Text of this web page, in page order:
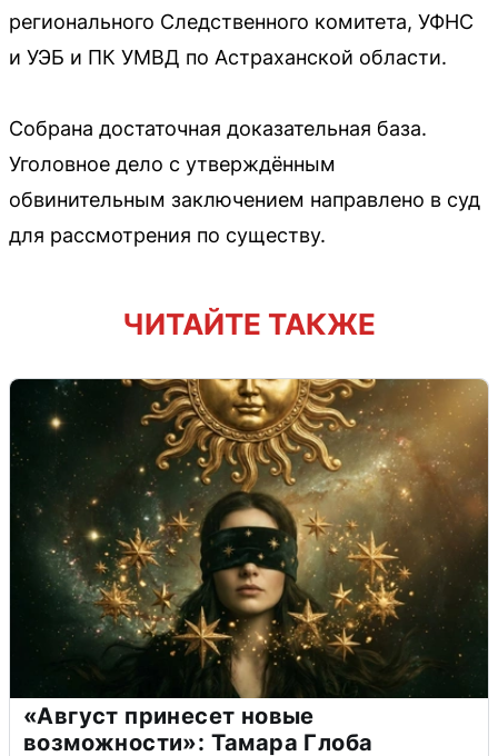
регионального Следственного комитета, УФНС
и УЭБ и ПК УМВД по Астраханской области.
Собрана достаточная доказательная база.
Уголовное дело с утверждённым
обвинительным заключением направлено в суд
для рассмотрения по существу.
ЧИТАЙТЕ ТАКЖЕ
«Август принесет новые
возможности»: Тамара Глоба